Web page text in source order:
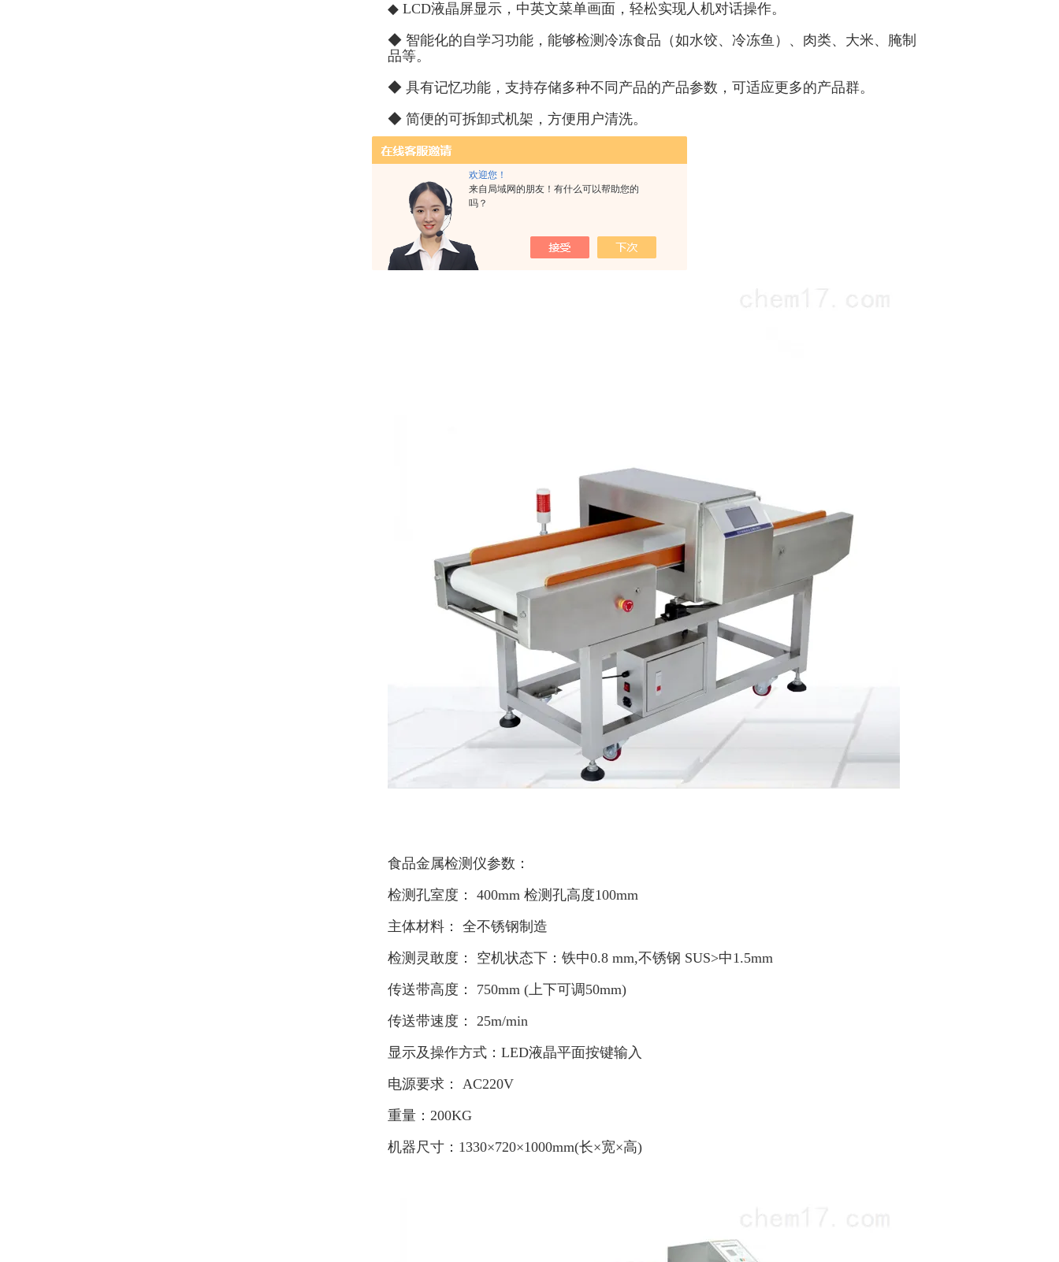
欢迎您！
来自局域网的朋友！有什么可以帮助您的
吗？
◆ LCD液晶屏显示，中英文菜单画面，轻松实现人机对话操作。
◆ 智能化的自学习功能，能够检测冷冻食品（如水饺、冷冻鱼）、肉类、大米、腌制
品等。
◆ 具有记忆功能，支持存储多种不同产品的产品参数，可适应更多的产品群。
◆ 简便的可拆卸式机架，方便用户清洗。
◆ 传送带的特殊设计，避免传送带跑偏。
◆ 性能价格比高，价格富有吸引力。
◆ 全不锈钢制作，整机具有好的防水性能。
食品金属检测仪参数：
检测孔室度： 400mm 检测孔高度100mm
主体材料： 全不锈钢制造
检测灵敢度： 空机状态下：铁中0.8 mm,不锈钢 SUS>中1.5mm
传送带高度： 750mm (上下可调50mm)
传送带速度： 25m/min
显示及操作方式：LED液晶平面按键输入
电源要求： AC220V
重量：200KG
机器尺寸：1330×720×1000mm(长×宽×高)